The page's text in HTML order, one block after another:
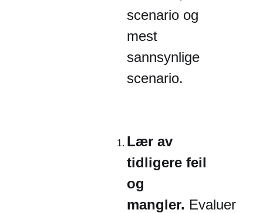
scenario og
mest
sannsynlige
scenario.
Lær av
tidligere feil
og
mangler. Evaluer